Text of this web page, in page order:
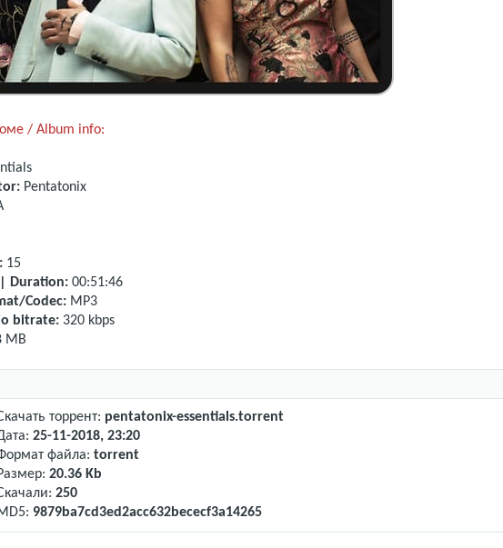
/ Album info:
Pentatonix
15
Duration: 00:51:46
Codec: MP3
bitrate: 320 kbps
MB
торрент: pentatonix-essentials.torrent
25-11-2018, 23:20
файла: torrent
20.36 Kb
250
9879ba7cd3ed2acc632bececf3a14265